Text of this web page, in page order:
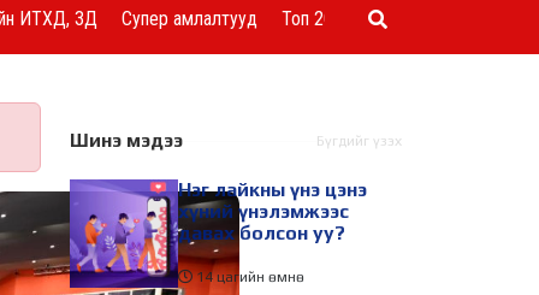
ИТХД, ЗД Супер амлалтууд Топ 20 ААН
Шинэ мэдээ Бүгдийг үзэх
Нэг лайкны үнэ цэнэ
хүний үнэлэмжээс
давах болсон уу?
14 цагийн өмнө